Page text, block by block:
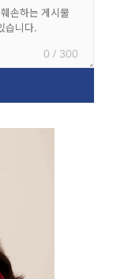
0 / 300